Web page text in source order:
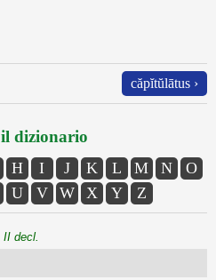
căpĭtŭlātus ›
dizionario
H I J K L M N
O
U V W X Y Z
decl.